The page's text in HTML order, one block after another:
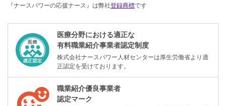
『ナースパワーの応援ナース』は弊社登録商標です
医療分野における適正な
有料職業紹介事業者認定制度
株式会社ナースパワー人材センターは厚生労働省より適
正認定を受けております。
職業紹介優良事業者
認定マーク